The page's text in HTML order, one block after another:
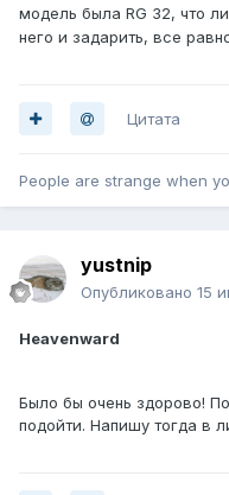
модель была RG 32, что
него и задарить, все
Цитата
People are strange when
yustnip
Опубликовано 15
Heavenward
Было бы очень здорово!
подойти. Напишу тогда в